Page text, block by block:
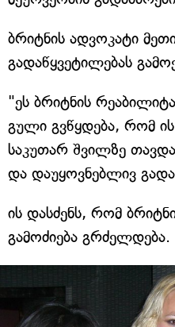
ბრიტნის ადვოკატი
გადაწყვეტილებას
"ეს ბრიტნის
გული გვწყდება, რომ
საკუთარ შვილზე
და დაუყოვნებლივ
ის დასძენს, რომ
გამოძიება გრძელდება.